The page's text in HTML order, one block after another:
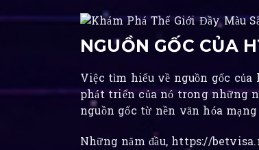
NGUỒN GỐC CỦA
Việc tìm hiểu về nguồn gốc
phát triển của nó trong những
nguồn gốc từ nền văn hóa
Những năm đầu, https://